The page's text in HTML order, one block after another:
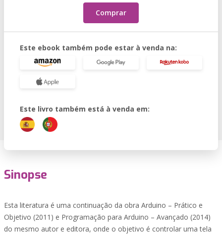
Comprar
Este ebook também pode estar à venda na:
Este livro também está à venda em:
Sinopse
Esta literatura é uma continuação da obra Arduino – Prático e
Objetivo (2011) e Programação para Arduino – Avançado (2014)
do mesmo autor e editora, onde o objetivo é controlar uma tela